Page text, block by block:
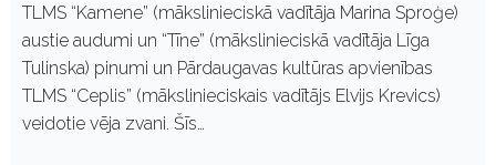
TLMS “Kamene” (mākslinieciskā vadītāja Marina Sproģe)
austie audumi un “Tīne” (mākslinieciskā vadītāja Līga
Tulinska) pinumi un Pārdaugavas kultūras apvienības
TLMS “Ceplis” (mākslinieciskais vadītājs Elvijs Krevics)
veidotie vēja zvani. Šīs…